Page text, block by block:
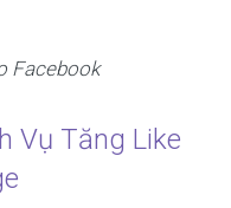
Facebook
Vụ Tăng Like